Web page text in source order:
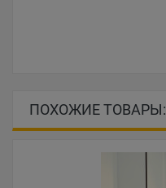
ПОХОЖИЕ ТОВАРЫ: